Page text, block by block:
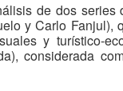
de dos
y Carlo
y turístico-
considerada